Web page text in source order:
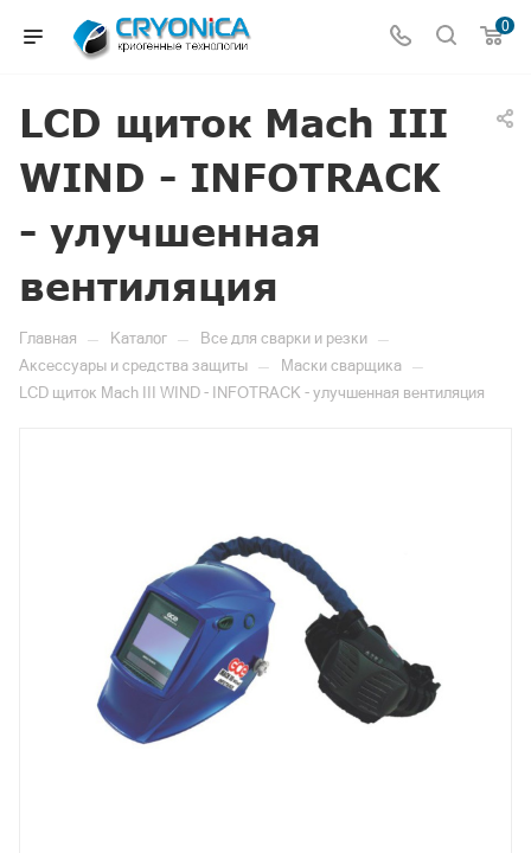
0
LCD щиток Mach III
WIND - INFOTRACK
- улучшенная
вентиляция
Главная — Каталог — Все для сварки и резки —
Аксессуары и средства защиты — Маски сварщика —
LCD щиток Mach III WIND - INFOTRACK - улучшенная вентиляция